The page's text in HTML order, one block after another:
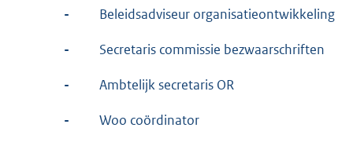
- Beleidsadviseur organisatieontwikkeling
- Secretaris commissie bezwaarschriften
- Ambtelijk secretaris OR
- Woo coördinator